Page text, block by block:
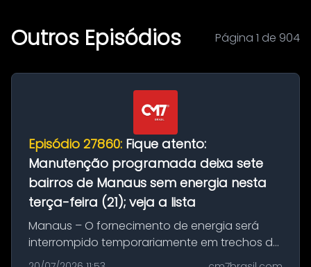
Outros Episódios Página 1 de 904
Episódio 27860: Fique atento:
Manutenção programada deixa sete
bairros de Manaus sem energia nesta
terça-feira (21); veja a lista
Manaus – O fornecimento de energia será
interrompido temporariamente em trechos de
sete bairros de Manaus nesta terça-feira (21).